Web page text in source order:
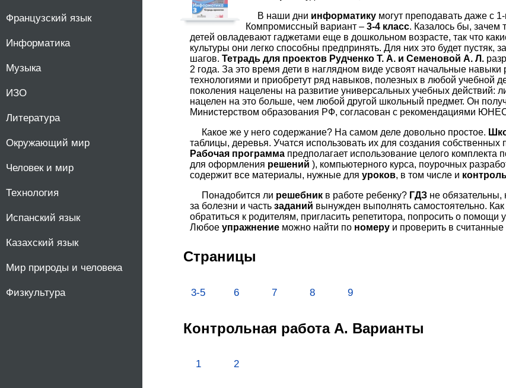
Французский язык
Информатика
Музыка
ИЗО
Литература
Окружающий мир
Человек и мир
Технология
Испанский язык
Казахский язык
Мир природы и человека
Физкультура
В наши дни информатику могут преподавать даже с
Компромиссный вариант – 3-4 класс. Казалось бы,
детей овладевают гаджетами еще в дошкольном возрасте, так что
культуры они легко способны предпринять. Для них это будет
шагов. Тетрадь для проектов Рудченко Т. А. и Семеновой А. Л.
2 года. За это время дети в наглядном виде усвоят начальные
технологиями и приобретут ряд навыков, полезных в любой учебной
поколения нацелены на развитие универсальных учебных действий:
нацелен на это больше, чем любой другой школьный предмет. Он
Министерством образования РФ, согласован с рекомендациями
Какое же у него содержание? На самом деле довольно простое.
таблицы, деревья. Учатся использовать их для создания
Рабочая программа предполагает использование целого комплекта
для оформления решений ), компьютерного курса, поурочных
содержит все материалы, нужные для уроков, в том числе и
Понадобится ли решебник в работе ребенку? ГДЗ не
за болезни и часть заданий вынужден выполнять самостоятельно.
обратиться к родителям, пригласить репетитора, попросить о помощи
Любое упражнение можно найти по номеру и проверить в считанные
Страницы
3-5 6 7 8 9
Контрольная работа А. Варианты
1 2